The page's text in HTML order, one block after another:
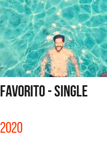
FAVORITO - SINGLE
2020